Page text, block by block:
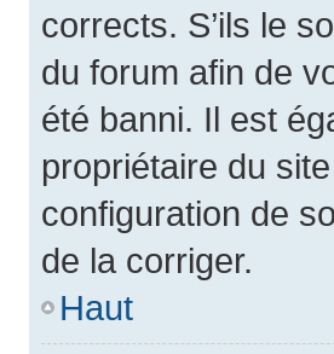
corrects. S’ils le
du forum afin de
été banni. Il est
propriétaire du
configuration de
de la corriger.
Haut